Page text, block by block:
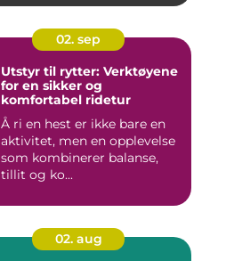
02. sep
Utstyr til rytter: Verktøyene
for en sikker og
komfortabel ridetur
Å ri en hest er ikke bare en
aktivitet, men en opplevelse
som kombinerer balanse,
tillit og ko...
02. aug